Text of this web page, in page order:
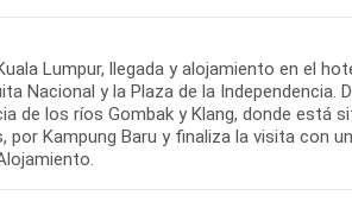
Lumpur, llegada y alojamiento en el
Nacional y la Plaza de la Independencia.
de los ríos Gombak y Klang, donde está
por Kampung Baru y finaliza la visita con